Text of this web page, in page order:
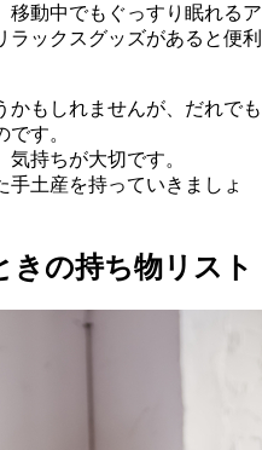
移動中でもぐっすり眠れるア
ックスグッズがあると便利
かもしれませんが、だれでも
す。
持ちが大切です。
手土産を持っていきましょ
きの持ち物リスト